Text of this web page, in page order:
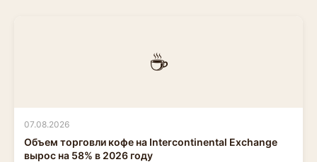
☕
07.08.2026
Объем торговли кофе на Intercontinental Exchange
вырос на 58% в 2026 году